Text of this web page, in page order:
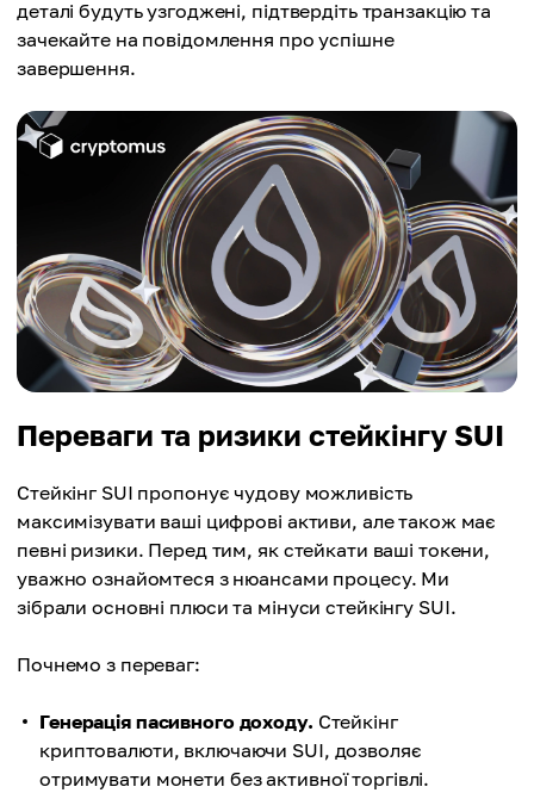
деталі будуть узгоджені, підтвердіть транзакцію та
зачекайте на повідомлення про успішне
завершення.
Переваги та ризики стейкінгу SUI
Стейкінг SUI пропонує чудову можливість
максимізувати ваші цифрові активи, але також має
певні ризики. Перед тим, як стейкати ваші токени,
уважно ознайомтеся з нюансами процесу. Ми
зібрали основні плюси та мінуси стейкінгу SUI.
Почнемо з переваг:
Генерація пасивного доходу. Стейкінг
криптовалюти, включаючи SUI, дозволяє
отримувати монети без активної торгівлі.